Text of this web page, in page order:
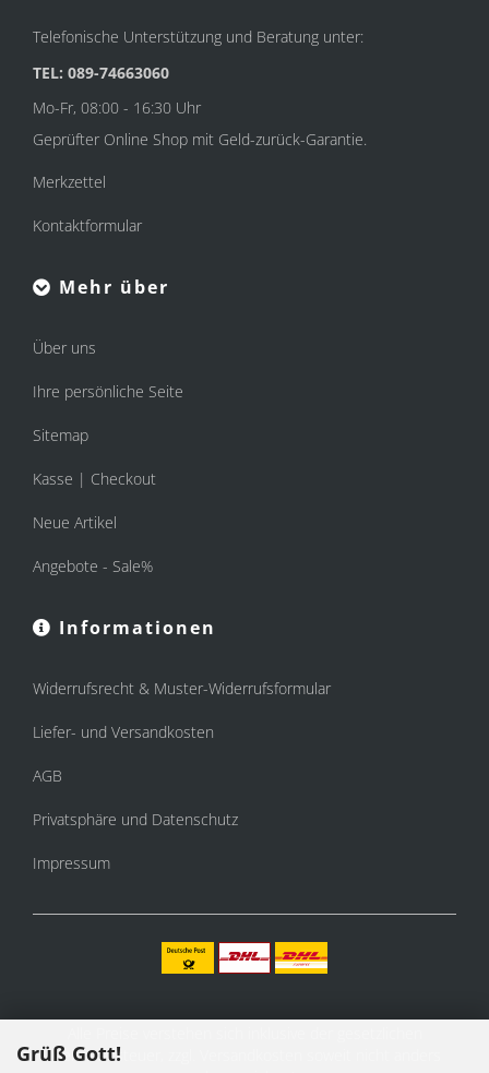
Grüß Gott!
Telefonische Unterstützung und Beratung unter:
TEL: 089-74663060
Mo-Fr, 08:00 - 16:30 Uhr
Geprüfter Online Shop mit Geld-zurück-Garantie.
Merkzettel
Kontaktformular
Mehr über
Über uns
Ihre persönliche Seite
Sitemap
Kasse | Checkout
Neue Artikel
Angebote - Sale%
Informationen
Widerrufsrecht & Muster-Widerrufsformular
Liefer- und Versandkosten
AGB
Privatsphäre und Datenschutz
Impressum
Mehrwertsteuer, zzgl.